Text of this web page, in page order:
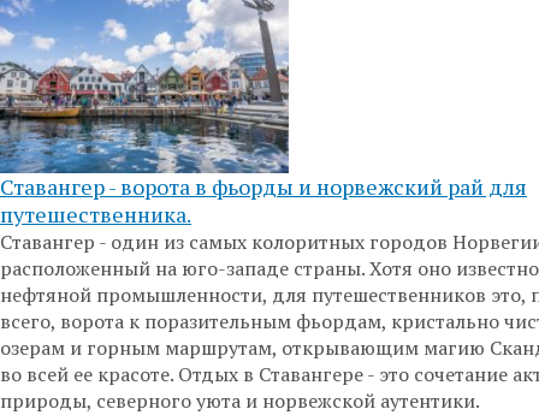
Ставангер - ворота в фьорды и норвежский рай для
путешественника.
Ставангер - один из самых колоритных городов
расположенный на юго-западе страны. Хотя оно
нефтяной промышленности, для путешественников это,
всего, ворота к поразительным фьордам, кристально
озерам и горным маршрутам, открывающим магию
во всей ее красоте. Отдых в Ставангере - это сочетание
природы, северного уюта и норвежской аутентики.